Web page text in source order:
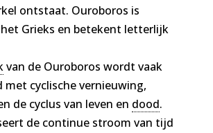
ontstaat. Ouroboros is
Grieks en betekent letterlijk
van de Ouroboros wordt vaak
met cyclische vernieuwing,
de cyclus van leven en dood.
de continue stroom van tijd